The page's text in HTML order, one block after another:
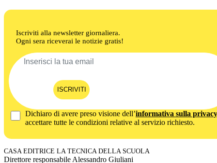
Iscriviti alla newsletter giornaliera.
Ogni sera riceverai le notizie gratis!
ISCRIVITI
Dichiaro di avere preso visione dell’informativa sulla privacy
accettare tutte le condizioni relative al servizio richiesto.
CASA EDITRICE LA TECNICA DELLA SCUOLA
Direttore responsabile Alessandro Giuliani